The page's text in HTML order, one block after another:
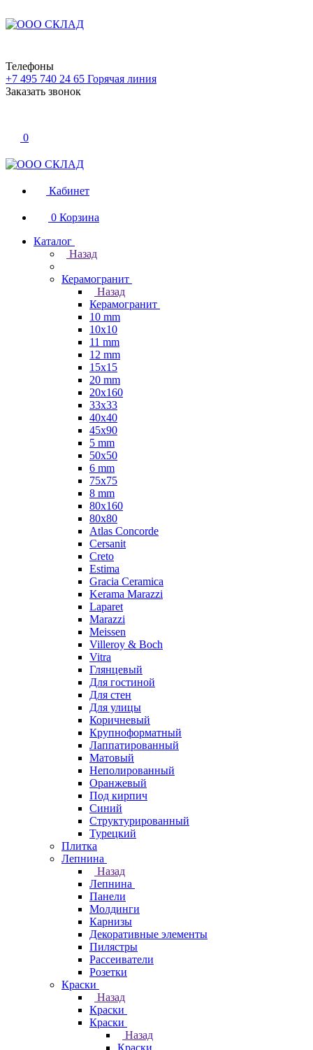
Телефоны
+7 495 740 24 65 Горячая линия
Заказать звонок
0
Кабинет
0 Корзина
Каталог
Назад
Керамогранит
Назад
Керамогранит
10 mm
10x10
11 mm
12 mm
15x15
20 mm
20х160
33x33
40х40
45x90
5 mm
50x50
6 mm
75х75
8 mm
80x160
80x80
Atlas Concorde
Cersanit
Creto
Estima
Gracia Ceramica
Kerama Marazzi
Laparet
Marazzi
Meissen
Villeroy & Boch
Vitra
Глянцевый
Для гостиной
Для стен
Для улицы
Коричневый
Крупноформатный
Лаппатированный
Матовый
Неполированный
Оранжевый
Под кирпич
Синий
Структурированный
Турецкий
Плитка
Лепнина
Назад
Лепнина
Панели
Молдинги
Карнизы
Декоративные элементы
Пилястры
Рассеиватели
Розетки
Краски
Назад
Краски
Краски
Назад
Краски